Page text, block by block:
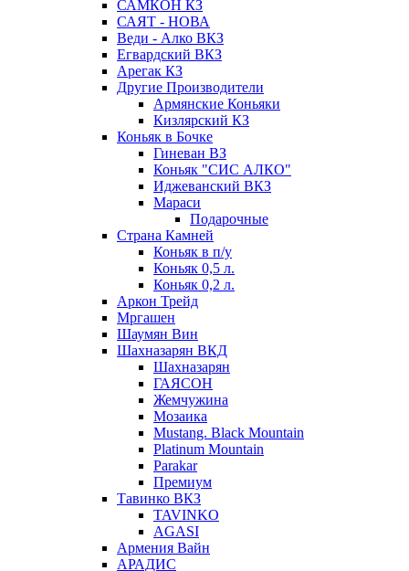
САМКОН КЗ
САЯТ - НОВА
Веди - Алко ВКЗ
Егвардский ВКЗ
Арегак КЗ
Другие Производители
Армянские Коньяки
Кизлярский КЗ
Коньяк в Бочке
Гиневан ВЗ
Коньяк "СИС АЛКО"
Иджеванский ВКЗ
Мараси
Подарочные
Страна Камней
Коньяк в п/у
Коньяк 0,5 л.
Коньяк 0,2 л.
Аркон Трейд
Мргашен
Шаумян Вин
Шахназарян ВКД
Шахназарян
ГАЯСОН
Жемчужина
Мозаика
Mustang. Black Mountain
Platinum Mountain
Parakar
Премиум
Тавинко ВКЗ
TAVINKO
AGASI
Армения Вайн
АРАДИС